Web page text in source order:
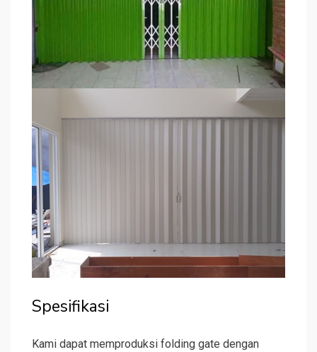
Spesifikasi
Kami dapat memproduksi folding gate dengan